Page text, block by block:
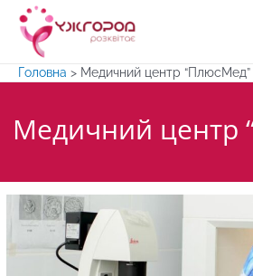
Перейти
вмісту
Головна > Медичний центр “ПлюсМед”
Медичний центр